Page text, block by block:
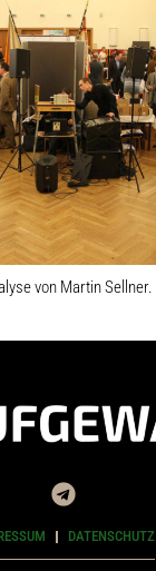
von Martin Sellner.
DATENSCHUTZ